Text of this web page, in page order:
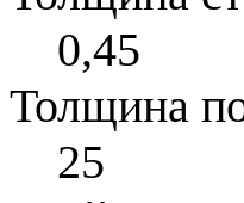
0,45
Толщина
25